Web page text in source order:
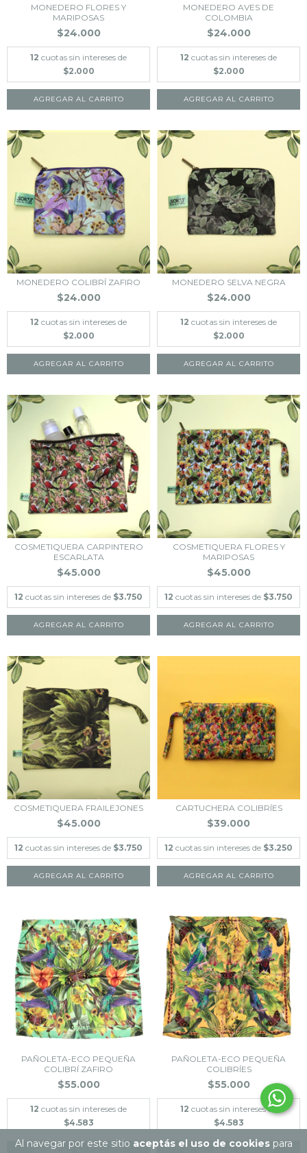
Al navegar por este sitio aceptás el uso de cookiespara
MONEDERO FLORES Y
MARIPOSAS
$24.000
12 cuotas sin intereses de
$2.000
MONEDERO AVES DE
COLOMBIA
$24.000
12 cuotas sin intereses de
$2.000
MONEDERO COLIBRÍ ZAFIRO
$24.000
12 cuotas sin intereses de
$2.000
MONEDERO SELVA NEGRA
$24.000
12 cuotas sin intereses de
$2.000
COSMETIQUERA CARPINTERO
ESCARLATA
$45.000
12 cuotas sin intereses de $3.750
COSMETIQUERA FLORES Y
MARIPOSAS
$45.000
12 cuotas sin intereses de $3.750
COSMETIQUERA FRAILEJONES
$45.000
12 cuotas sin intereses de $3.750
CARTUCHERA COLIBRÍES
$39.000
12 cuotas sin intereses de $3.250
PAÑOLETA-ECO PEQUEÑA
COLIBRÍ ZAFIRO
$55.000
12 cuotas sin intereses de
$4.583
PAÑOLETA-ECO PEQUEÑA
COLIBRÍES
$55.000
12 cuotas sin intereses de
$4.583